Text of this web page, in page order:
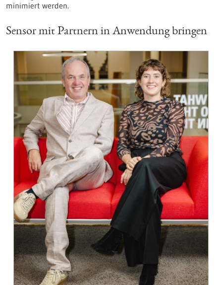
minimiert werden.
Sensor mit Partnern in Anwendung bringen